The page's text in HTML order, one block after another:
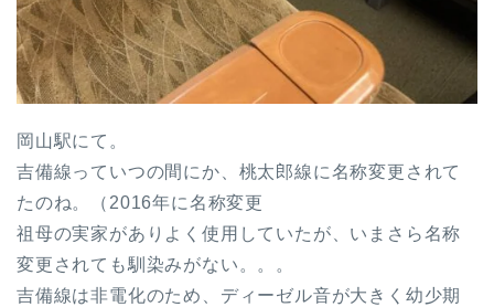
岡山駅にて。
吉備線っていつの間にか、桃太郎線に名称変更されて
たのね。（2016年に名称変更
祖母の実家がありよく使用していたが、いまさら名称
変更されても馴染みがない。。。
吉備線は非電化のため、ディーゼル音が大きく幼少期